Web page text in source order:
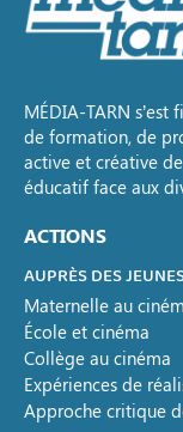
MÉDIA-TARN
de formation, de
active et créative
éducatif face aux
ACTIONS
AUPRÈS DES
Maternelle au
École et cinéma
Collège au cinéma
Expériences de
Approche critique